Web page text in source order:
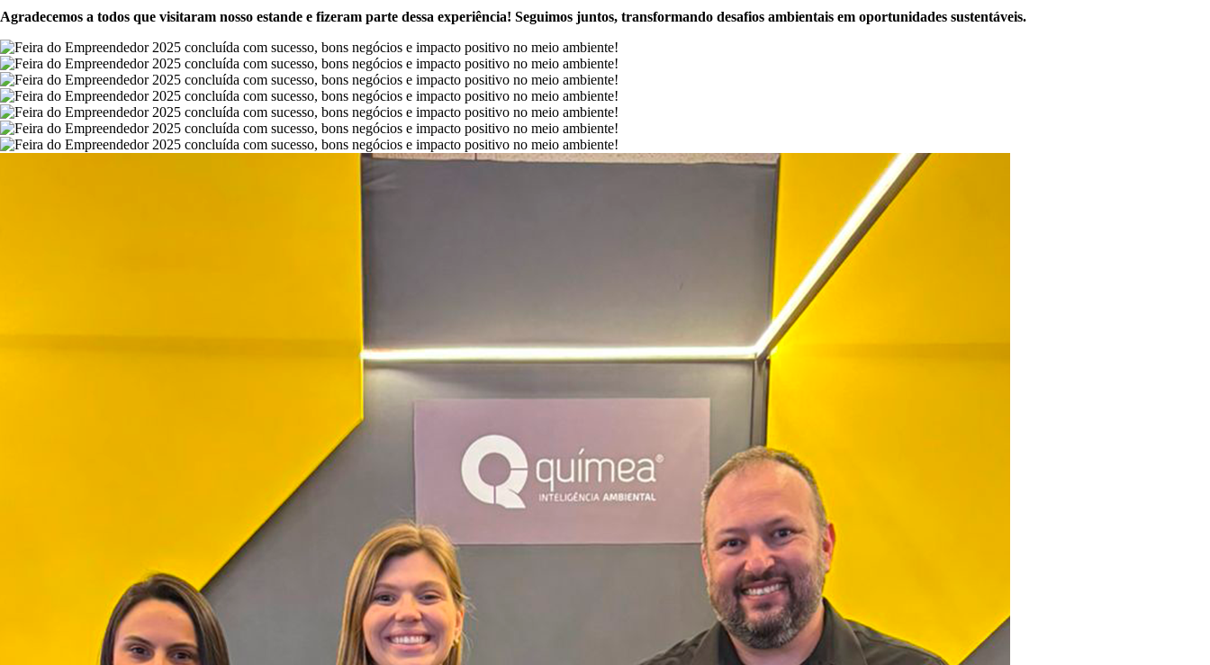
Agradecemos a todos que visitaram nosso estande e fizeram parte dessa experiência! Seguimos juntos, transformando desafios ambientais em oportunidades sustentáveis.